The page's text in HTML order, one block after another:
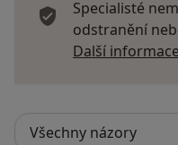
Specialisté
odstranění
Další